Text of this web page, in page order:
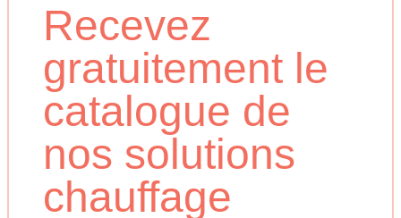
Recevez
gratuitement le
catalogue de
nos solutions
chauffage